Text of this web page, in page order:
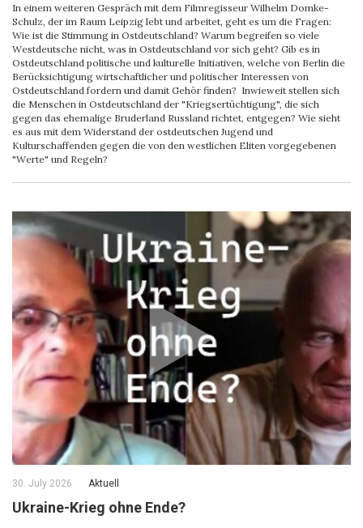
In einem weiteren Gespräch mit dem Filmregisseur Wilhelm Domke-
Schulz, der im Raum Leipzig lebt und arbeitet, geht es um die Fragen:
Wie ist die Stimmung in Ostdeutschland? Warum begreifen so viele
Westdeutsche nicht, was in Ostdeutschland vor sich geht? Gib es in
Ostdeutschland politische und kulturelle Initiativen, welche von Berlin die
Berücksichtigung wirtschaftlicher und politischer Interessen von
Ostdeutschland fordern und damit Gehör finden? Inwieweit stellen sich
die Menschen in Ostdeutschland der "Kriegsertüchtigung", die sich
gegen das ehemalige Bruderland Russland richtet, entgegen? Wie sieht
es aus mit dem Widerstand der ostdeutschen Jugend und
Kulturschaffenden gegen die von den westlichen Eliten vorgegebenen
"Werte" und Regeln?
30. July 2026 Aktuell
Ukraine-Krieg ohne Ende?